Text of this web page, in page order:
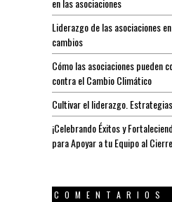
en las asociaciones
Liderazgo de las asociaciones
cambios
Cómo las asociaciones pueden
contra el Cambio Climático
Cultivar el liderazgo.
¡Celebrando Éxitos y
para Apoyar a tu Equipo al
COMENTARIOS